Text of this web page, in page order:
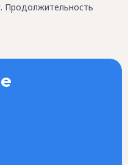
Продолжительность